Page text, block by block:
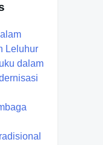
Leluhur
dalam